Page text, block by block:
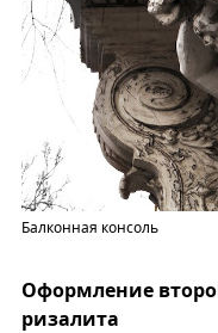
Балконная консоль
Оформление
ризалита